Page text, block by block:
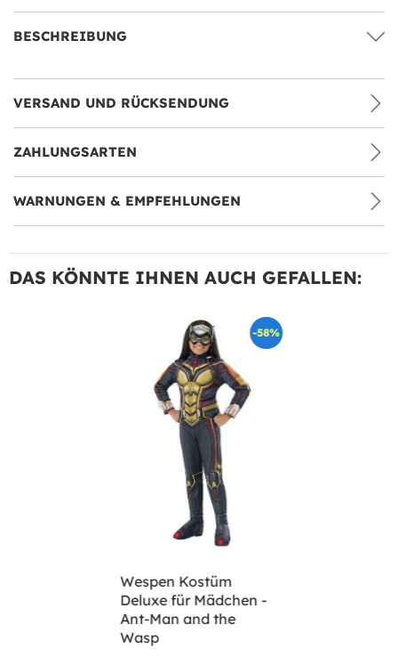
BESCHREIBUNG
VERSAND UND RÜCKSENDUNG
ZAHLUNGSARTEN
WARNUNGEN & EMPFEHLUNGEN
DAS KÖNNTE IHNEN AUCH GEFALLEN:
-58%
Wespen Kostüm
Deluxe für Mädchen -
Ant-Man and the
Wasp